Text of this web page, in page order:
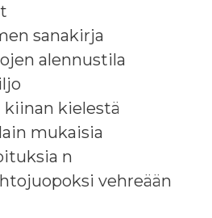
sanakirja
alennustila
kiinan kielestä
mukaisia
n
vehreään